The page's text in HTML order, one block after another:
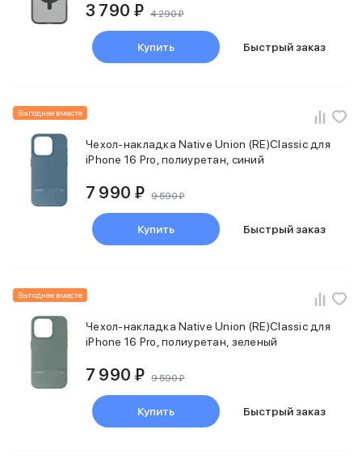
Держатели и подставки
Баннер ПВЗ
Смартфоны
USB-C кабели
Автомобильные зарядные устройства
3D Стикеры
бренды
Баннер гарантия
Баннер доставка
Смартфоны Tecno
Смартфоны Motorola
Смартфоны HONOR
Смартфоны Infinix
3 790 ₽ 4 290 ₽
Купить Быстрый заказ
Выгоднее вместе
Чехол-накладка Native Union (RE)Classic для
iPhone 16 Pro, полиуретан, синий
7 990 ₽ 9 590 ₽
Купить Быстрый заказ
Выгоднее вместе
Чехол-накладка Native Union (RE)Classic для
iPhone 16 Pro, полиуретан, зеленый
7 990 ₽ 9 590 ₽
Купить Быстрый заказ